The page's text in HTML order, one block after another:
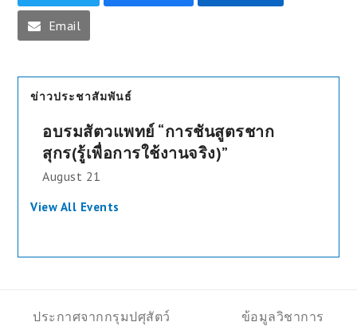
Email
ข่าวประชาสัมพันธ์
อบรมสัตวแพทย์ “การชันสูตรชาก
สุกร(รู้เพื่อการใช้งานจริง)”
August 21
View All Events
ประกาศจากกรุมปศุสัตว์
ข้อมูลวิชาการ